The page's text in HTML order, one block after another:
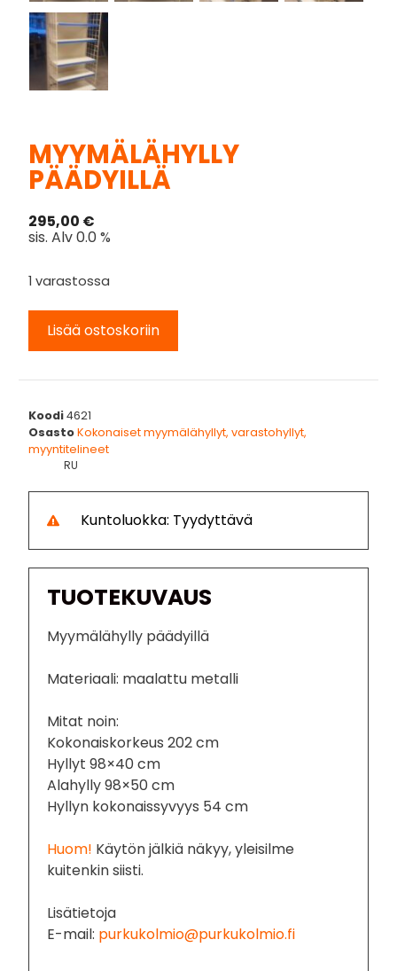
MYYMÄLÄHYLLY
PÄÄDYILLÄ
295,00 €
sis. Alv 0.0 %
1 varastossa
Lisää ostoskoriin
Koodi4621
OsastoKokonaiset myymälähyllyt, varastohyllyt,
myyntitelineet
RU
Kuntoluokka: Tyydyttävä
TUOTEKUVAUS
Myymälähylly päädyillä
Materiaali: maalattu metalli
Mitat noin:
Kokonaiskorkeus 202 cm
Hyllyt 98×40 cm
Alahylly 98×50 cm
Hyllyn kokonaissyvyys 54 cm
Huom! Käytön jälkiä näkyy, yleisilme
kuitenkin siisti.
Lisätietoja
E-mail: purkukolmio@purkukolmio.fi